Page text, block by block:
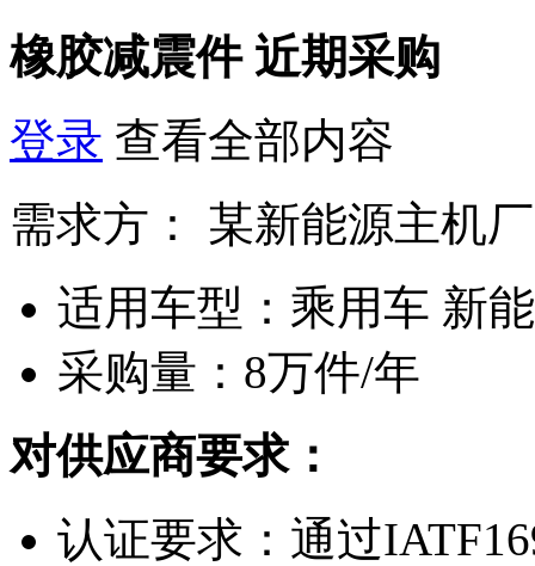
橡胶减震件 近期采购
登录 查看全部内容
需求方：
某新能源主机厂
适用车型： 乘用车 新
采购量： 8万件/年
对供应商要求：
认证要求： 通过